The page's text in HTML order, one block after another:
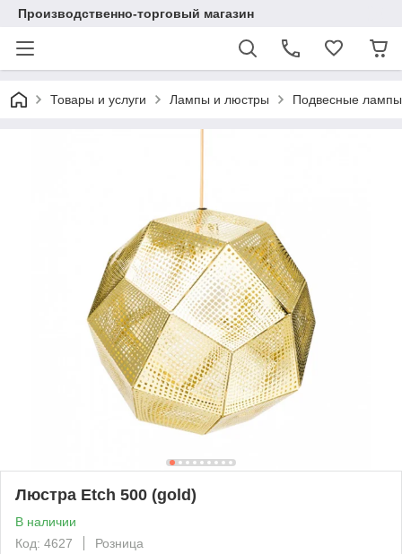
Производственно-торговый магазин
Товары и услуги Лампы и люстры Подвесные лампы
Люстра Etch 500 (gold)
В наличии
Код: 4627
Розница